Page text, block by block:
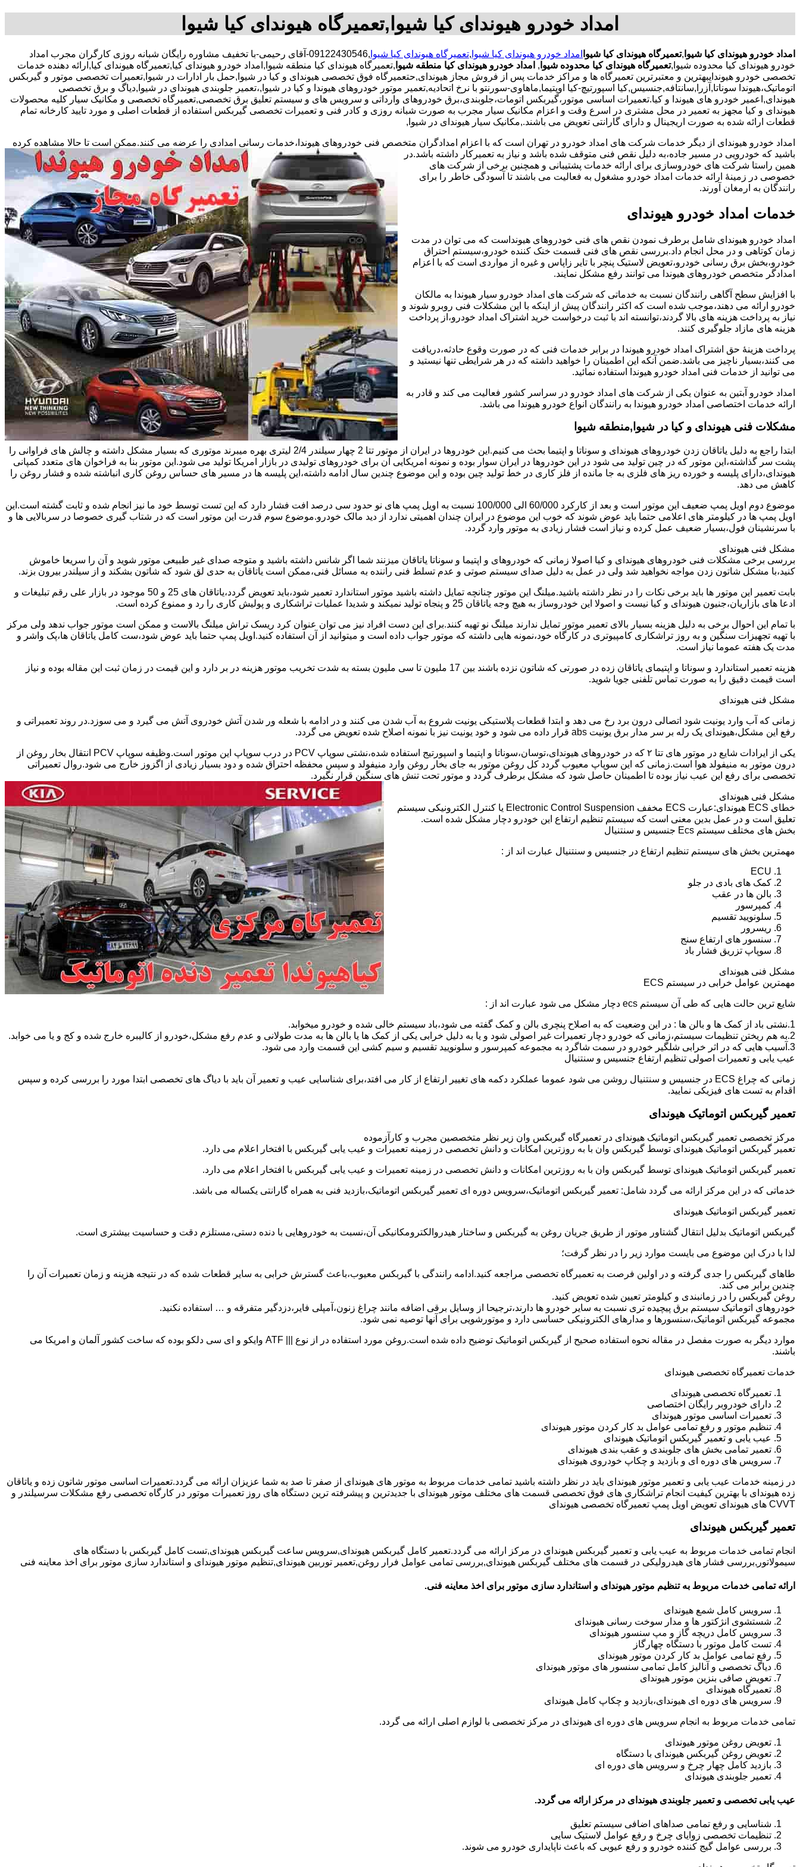
امداد خودرو هیوندای کیا شیوا,تعمیرگاه هیوندای کیا شیوا
امداد خودرو هیوندای کیا شیوا ,تعمیرگاه هیوندای کیا شیوا امداد خودرو هیوندای کیا شیوا ,تعمیرگاه هیوندای کیا شیوا
,09122430546-آقای رحیمی-با تخفیف مشاوره رایگان شبانه روزی کارگران مجرب امداد
خودرو هیوندای کیا محدوده شیوا,تعمیرگاه هیوندای کیا محدوده شیوا , امداد خودرو هیوندای کیا منطقه شیوا ,تعمیرگاه هیوندای کیا منطقه شیوا,امداد خودرو هیوندای کیا,تعمیرگاه هیوندای کیا,ارائه دهنده خدمات
تخصصی خودرو هیوندایبهترین و معتبرترین تعمیرگاه ها و مراکز خدمات پس از فروش مجاز هیوندای,حتعمیرگاه فوق تخصصی هیوندای و کیا در شیوا,حمل بار ادارات در شیوا,تعمیرات تخصصی موتور و گیربکس
اتوماتیک،هیوندا سوناتا,آزرا,سانتافه,جنسیس,کیا اسپورتیچ-کیا اوپتیما‌,ماهاوی-سورنتو با نرخ اتحادیه,تعمیر موتور خودروهای هیوندا و کیا در شیوا,،تعمیر جلوبندی هیوندای در شیوا,دیاگ و برق تخصصی
هیوندای,اعمیر خودرو های هیوندا و کیا.تعمیرات اساسی موتور،گیربکس اتومات،جلوبندی،برق خودروهای وارداتی و سرویس های و سیستم تعلیق برق تخصصی,تعمیرگاه تخصصی و مکانیک سیار کلیه محصولات
هیوندای و کیا مجهز به تعمیر در محل مشتری در اسرع وقت و اعزام مکانیک سیار مجرب به صورت شبانه روزی و کادر فنی و تعمیرات تخصصی گیربکس استفاده از قطعات اصلی و مورد تایید کارخانه تمام
قطعات ارائه شده به صورت اریجینال و دارای گارانتی تعویض می باشند.,مکانیک سیار هیوندای در شیوا,
امداد خودرو هیوندای از دیگر خدمات شرکت های امداد خودرو در تهران است که با اعزام امدادگران متخصص فنی خودروهای هیوندا،خدمات رسانی امدادی را عرضه می کنند.ممکن است تا حالا مشاهده کرده
باشید که خودرویی در مسیر جاده،به دلیل نقص فنی متوقف شده باشد و نیاز به تعمیرکار داشته باشد.در
همین راستا شرکت های خودروسازی برای ارائه خدمات پشتیبانی و همچنین برخی از شرکت های
خصوصی در زمینۀ ارائه خدمات امداد خودرو مشغول به فعالیت می باشند تا آسودگی خاطر را برای
رانندگان به ارمغان آورند.
خدمات امداد خودرو هیوندای
امداد خودرو هیوندای شامل برطرف نمودن نقص های فنی خودروهای هیونداست که می توان در مدت
زمان کوتاهی و در محل انجام داد.بررسی نقص های فنی قسمت خنک کننده خودرو،سیستم احتراق
خودرو،بخش برق رسانی خودرو،تعویض لاستیک پنچر با تایر زاپاس و غیره از مواردی است که با اعزام
امدادگر متخصص خودروهای هیوندا می توانند رفع مشکل نمایند.
با افزایش سطح آگاهی رانندگان نسبت به خدماتی که شرکت های امداد خودرو سیار هیوندا به مالکان
خودرو ارائه می دهند،موجب شده است که اکثر رانندگان پیش از اینکه با این مشکلات فنی روبرو شوند و
نیاز به پرداخت هزینه های بالا گردند،توانسته اند با ثبت درخواست خرید اشتراک امداد خودرو،از پرداخت
هزینه های مازاد جلوگیری کنند.
پرداخت هزینۀ حق اشتراک امداد خودرو هیوندا در برابر خدمات فنی که در صورت وقوع حادثه،دریافت
می کنند،بسیار ناچیز می باشد.ضمن آنکه این اطمینان را خواهید داشته که در هر شرایطی تنها نیستید و
می توانید از خدمات فنی امداد خودرو هیوندا استفاده نمائید.
امداد خودرو آبتین به عنوان یکی از شرکت های امداد خودرو در سراسر کشور فعالیت می کند و قادر به
ارائه خدمات اختصاصی امداد خودرو هیوندا به رانندگان انواع خودرو هیوندا می باشد.
مشکلات فنی هیوندای و کیا در شیوا,منطقه شیوا
ابتدا راجع به دلیل یاتاقان زدن خودروهای هیوندای و سوناتا و اپتیما بحث می کنیم.این خودروها در ایران از موتور تتا 2 چهار سیلندر 2/4 لیتری بهره میبرند موتوری که بسیار مشکل داشته و چالش های فراوانی را
پشت سر گذاشته،این موتور که در چین تولید می شود در این خودروها در ایران سوار بوده و نمونه امریکایی آن برای خودروهای تولیدی در بازار امریکا تولید می شود.این موتور بنا به فراخوان های متعدد کمپانی
هیوندای،دارای پلیسه و خورده ریز های فلزی به جا مانده از فلز کاری در خط تولید چین بوده و این موضوع چندین سال ادامه داشته،این پلیسه ها در مسیر های حساس روغن کاری انباشته شده و فشار روغن را
کاهش می دهد.
موضوع دوم اویل پمپ ضعیف این موتور است و بعد از کارکرد 60/000 الی 100/000 نسبت به اویل پمپ های نو حدود سی درصد افت فشار دارد که این تست توسط خود ما نیز انجام شده و ثابت گشته است.این
اویل پمپ ها در کیلومتر های اعلامی حتما باید عوض شوند که خوب این موضوع در ایران چندان اهمیتی ندارد از دید مالک خودرو.موضوع سوم قدرت این موتور است که در شتاب گیری خصوصا در سربالایی ها و
با سرنشینان فول،بسیار ضعیف عمل کرده و نیاز است فشار زیادی به موتور وارد گردد.
مشکل فنی هیوندای
بررسی برخی مشکلات فنی خودروهای هیوندای و کیا اصولا زمانی که خودروهای و اپتیما و سوناتا یاتاقان میزنند شما اگر شانس داشته باشید و متوجه صدای غیر طبیعی موتور شوید و آن را سریعا خاموش
کنید،با مشکل شاتون زدن مواجه نخواهید شد ولی در عمل به دلیل صدای سیستم صوتی و عدم تسلط فنی راننده به مسائل فنی،ممکن است یاتاقان به حدی لق شود که شاتون بشکند و از سیلندر بیرون بزند.
بابت تعمیر این موتور ها باید برخی نکات را در نظر داشته باشید.میلنگ این موتور چنانچه تمایل داشته باشید موتور استاندارد تعمیر شود،باید تعویض گردد،یاتاقان های 25 و 50 موجود در بازار علی رقم تبلیغات و
ادعا های بازاریان،جنیون هیوندای و کیا نیست و اصولا این خودروساز به هیچ وجه یاتاقان 25 و پنجاه تولید نمیکند و شدیدا عملیات تراشکاری و پولیش کاری را رد و ممنوع کرده است.
با تمام این احوال برخی به دلیل هزینه بسیار بالای تعمیر موتور تمایل ندارند میلنگ نو تهیه کنند.برای این دست افراد نیز می توان عنوان کرد ریسک تراش میلنگ بالاست و ممکن است موتور جواب ندهد ولی مرکز
با تهیه تجهیزات سنگین و به روز تراشکاری کامپیوتری در کارگاه خود،نمونه هایی داشته که موتور جواب داده است و میتوانید از آن استفاده کنید.اویل پمپ حتما باید عوض شود،ست کامل یاتاقان ها،پک واشر و
مدت یک هفته عموما نیاز است.
هزینه تعمیر استاندارد و سوناتا و اپتیمای یاتاقان زده در صورتی که شاتون نزده باشند بین 17 ملیون تا سی ملیون بسته به شدت تخریب موتور هزینه در بر دارد و این قیمت در زمان ثبت این مقاله بوده و نیاز
است قیمت دقیق را به صورت تماس تلفنی جویا شوید.
مشکل فنی هیوندای
زمانی که آب وارد یونیت شود اتصالی درون برد رخ می دهد و ابتدا قطعات پلاستیکی یونیت شروع به آب شدن می کنند و در ادامه با شعله ور شدن آتش خودروی آتش می گیرد و می سوزد.در روند تعمیراتی و
رفع این مشکل،هیوندای یک رله بر سر مدار برق یونیت abs قرار داده می شود و خود یونیت نیز با نمونه اصلاح شده تعویض می گردد.
یکی از ایرادات شایع در موتور های تتا ۲ که در خودروهای هیوندای،توسان،سوناتا و اپتیما و اسپورتیج استفاده شده،نشتی سوپاپ PCV در درب سوپاپ این موتور است.وظیفه سوپاپ PCV انتقال بخار روغن از
درون موتور به منیفولد هوا است.زمانی که این سوپاپ معیوب گردد کل روغن موتور به جای بخار روغن وارد منیفولد و سپس محفظه احتراق شده و دود بسیار زیادی از اگزوز خارج می شود.روال تعمیراتی
تخصصی برای رفع این عیب نیاز بوده تا اطمینان حاصل شود که مشکل برطرف گردد و موتور تحت تنش های سنگین قرار نگیرد.
مشکل فنی هیوندای
خطای ECS هیوندای:عبارت ECS مخفف Electronic Control Suspension یا کنترل الکترونیکی سیستم
تعلیق است و در عمل بدین معنی است که سیستم تنظیم ارتفاع این خودرو دچار مشکل شده است.
بخش های مختلف سیستم Ecs جنسیس و سنتنیال
مهمترین بخش های سیستم تنظیم ارتفاع در جنسیس و سنتنیال عبارت اند از :
ECU
کمک های بادی در جلو
بالن ها در عقب
کمپرسور
سلونویید تقسیم
ریسرور
سنسور های ارتفاع سنج
سوپاپ تزریق فشار باد
مشکل فنی هیوندای
مهمترین عوامل خرابی در سیستم ECS
شایع ترین حالت هایی که طی آن سیستم ecs دچار مشکل می شود عبارت اند از :
1.نشتی باد از کمک ها و بالن ها : در این وضعیت که به اصلاح پنچری بالن و کمک گفته می شود،باد سیستم خالی شده و خودرو میخوابد.
2.به هم ریختن تنظیمات سیستم،زمانی که خودرو دچار تعمیرات غیر اصولی شود و یا به دلیل خرابی یکی از کمک ها یا بالن ها به مدت طولانی و عدم رفع مشکل،خودرو از کالیبره خارج شده و کج و یا می خوابد.
3.آسیب هایی که در اثر خرابی شلگیر خودرو در سمت شاگرد به مجموعه کمپرسور و سلونویید تقسیم و سیم کشی این قسمت وارد می شود.
عیب یابی و تعمیرات اصولی تنظیم ارتفاع جنسیس و سنتنیال
زمانی که چراغ ECS در جنسیس و سنتنیال روشن می شود عموما عملکرد دکمه های تغییر ارتفاع از کار می افتد،برای شناسایی عیب و تعمیر آن باید با دیاگ های تخصصی ابتدا مورد را بررسی کرده و سپس
اقدام به تست های فیزیکی نمایید.
تعمیر گیربکس اتوماتیک هیوندای
مرکز تخصصی تعمیر گیربکس اتوماتیک هیوندای در تعمیرگاه گیربکس وان زیر نظر متخصصین مجرب و کارآزموده
تعمیر گیربکس اتوماتیک هیوندای توسط گیربکس وان با به روزترین امکانات و دانش تخصصی در زمینه تعمیرات و عیب یابی گیربکس با افتخار اعلام می دارد.
تعمیر گیربکس اتوماتیک هیوندای توسط گیربکس وان با به روزترین امکانات و دانش تخصصی در زمینه تعمیرات و عیب یابی گیربکس با افتخار اعلام می دارد.
خدماتی که در این مرکز ارائه می گردد شامل: تعمیر گیربکس اتوماتیک،سرویس دوره ای تعمیر گیربکس اتوماتیک،بازدید فنی به همراه گارانتی یکساله می باشد.
تعمیر گیربکس اتوماتیک هیوندای
گیربکس اتوماتیک بدلیل انتقال گشتاور موتور از طریق جریان روغن به گیربکس و ساختار هیدروالکترومکانیکی آن،نسبت به خودروهایی با دنده دستی،مستلزم دقت و حساسیت بیشتری است.
لذا با درک این موضوع می بایست موارد زیر را در نظر گرفت؛
طاهای گیربکس را جدی گرفته و در اولین فرصت به تعمیرگاه تخصصی مراجعه کنید.ادامه رانندگی با گیربکس معیوب،باعث گسترش خرابی به سایر قطعات شده که در نتیجه هزینه و زمان تعمیرات آن را
چندین برابر می کند.
روغن گیربکس را در زمانبندی و کیلومتر تعیین شده تعویض کنید.
خودروهای اتوماتیک سیستم برق پیچیده تری نسبت به سایر خودرو ها دارند،ترجیحا از وسایل برقی اضافه مانند چراغ زنون،آمپلی فایر،دزدگیر متفرقه و … استفاده نکنید.
مجموعه گیربکس اتوماتیک،سنسورها و مدارهای الکترونیکی حساسی دارد و موتورشویی برای آنها توصیه نمی شود.
موارد دیگر به صورت مفصل در مقاله نحوه استفاده صحیح از گیربکس اتوماتیک توضیح داده شده است.روغن مورد استفاده در از نوع ||| ATF وایکو و ای سی دلکو بوده که ساخت کشور آلمان و امریکا می
باشند.
خدمات تعمیرگاه تخصصی هیوندای
تعمیرگاه تخصصی هیوندای
دارای خودروبر رایگان اختصاصی
تعمیرات اساسی موتور هیوندای
تنظیم موتور و رفع تمامی عوامل بد کار کردن موتور هیوندای
عیب یابی و تعمیر گیربکس اتوماتیک هیوندای
تعمیر تمامی بخش های جلوبندی و عقب بندی هیوندای
سرویس های دوره ای و بازدید و چکاپ خودروی هیوندای
در زمینه خدمات عیب یابی و تعمیر موتور هیوندای باید در نظر داشته باشید تمامی خدمات مربوط به موتور های هیوندای از صفر تا صد به شما عزیزان ارائه می گردد.تعمیرات اساسی موتور شاتون زده و یاتاقان
زده هیوندای با بهترین کیفیت انجام تراشکاری های فوق تخصصی قسمت های مختلف موتور هیوندای با جدیدترین و پیشرفته ترین دستگاه های روز تعمیرات موتور در کارگاه تخصصی رفع مشکلات سرسیلندر و
CVVT های هیوندای تعویض اویل پمپ تعمیرگاه تخصصی هیوندای
تعمیر گیربکس هیوندای
انجام تمامی خدمات مربوط به عیب یابی و تعمیر گیربکس هیوندای در مرکز ارائه می گردد.تعمیر کامل گیربکس هیوندای,سرویس ساعت گیربکس هیوندای,تست کامل گیربکس با دستگاه های
سیمولاتور,بررسی فشار های هیدرولیکی در قسمت های مختلف گیربکس هیوندای,بررسی تمامی عوامل فرار روغن,تعمیر توربین هیوندای,تنظیم موتور هیوندای و استاندارد سازی موتور برای اخذ معاینه فنی
ارائه تمامی خدمات مربوط به تنظیم موتور هیوندای و استاندارد سازی موتور برای اخذ معاینه فنی.
سرویس کامل شمع هیوندای
شستشوی انژکتور ها و مدار سوخت رسانی هیوندای
سرویس کامل دریچه گاز و مپ سنسور هیوندای
تست کامل موتور با دستگاه چهارگاز
رفع تمامی عوامل بد کار کردن موتور هیوندای
دیاگ تخصصی و آنالیز کامل تمامی سنسور های موتور هیوندای
تعویض صافی بنزین موتور هیوندای
تعمیرگاه هیوندای
سرویس های دوره ای هیوندای،بازدید و چکاپ کامل هیوندای
تمامی خدمات مربوط به انجام سرویس های دوره ای هیوندای در مرکز تخصصی با لوازم اصلی ارائه می گردد.
تعویض روغن موتور هیوندای
تعویض روغن گیربکس هیوندای با دستگاه
بازدید کامل چهار چرخ و سرویس های دوره ای
تعمیر جلوبندی هیوندای
عیب یابی تخصصی و تعمیر جلوبندی هیوندای در مرکز ارائه می گردد.
شناسایی و رفع تمامی صداهای اضافی سیستم تعلیق
تنظیمات تخصصی زوایای چرخ و رفع عوامل لاستیک سایی
بررسی عوامل گیج کننده خودرو و رفع عیوبی که باعث ناپایداری خودرو می شوند.